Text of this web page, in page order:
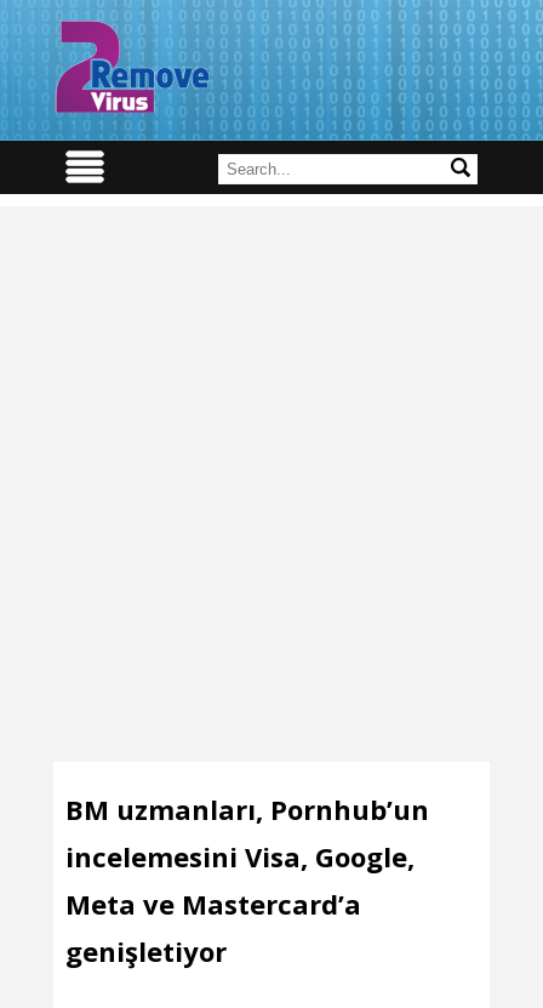
BM uzmanları, Pornhub’un
incelemesini Visa, Google,
Meta ve Mastercard’a
genişletiyor